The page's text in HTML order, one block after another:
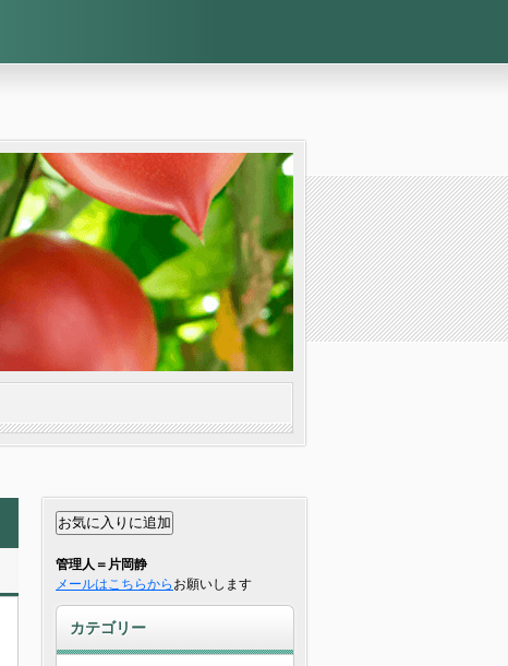
管理人＝片岡静
メールはこちらから お願いします
カテゴリー